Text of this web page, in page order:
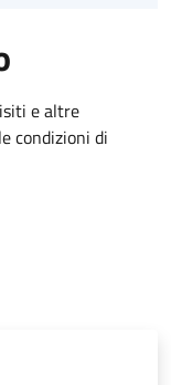
e altre
condizioni di